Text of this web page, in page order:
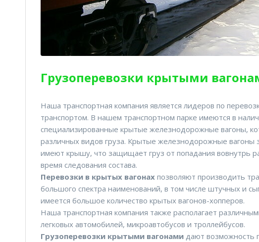
Грузоперевозки крытыми
Наша транспортная компания является лидеров по
транспортом. В нашем транспортном парке имеются в
специализированные крытые железнодорожные вагоны,
различных видов груза. Крытые железнодорожные вагоны
имеют крышу, что защищает груз от попадания вовнутрь
время следования состава.
Перевозки в крытых вагонах позволяют производить
большого спектра наименований, в том числе штучных и
имеется большое количество крытых вагонов-хопперов.
Наша транспортная компания также располагает
легковых автомобилей, микроавтобусов и троллейбусов.
Грузоперевозки крытыми вагонами дают возможность